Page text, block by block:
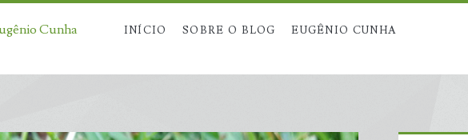
Cunha INÍCIO SOBRE O BLOG EUGÊNIO CUNHA